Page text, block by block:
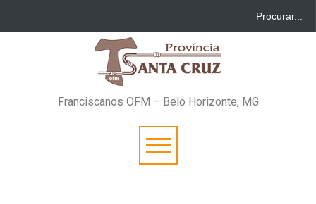
Franciscanos OFM – Belo Horizonte, MG